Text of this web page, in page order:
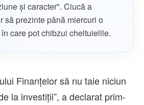
și caracter". Ciucă a
să prezinte până miercuri o
care pot chibzui cheltuielile.
Finanţelor să nu taie niciun
la investiţii”, a declarat prim-